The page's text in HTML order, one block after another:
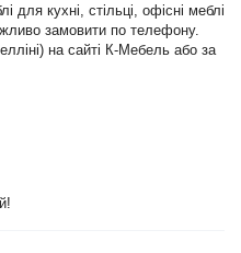
для кухні, стільці, офісні меблі
замовити по телефону.
на сайті К-Мебель або за